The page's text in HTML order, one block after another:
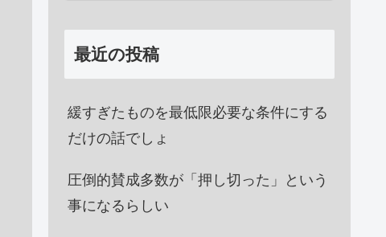
最近の投稿
緩すぎたものを最低限必要な条件にする
だけの話でしょ
圧倒的賛成多数が「押し切った」という
事になるらしい